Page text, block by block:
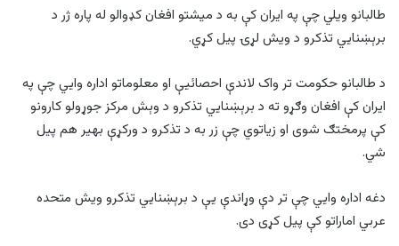
طالبانو ویلي چې په ایران کې به د میشتو افغان کډوالو له پاره ژر د
برېښنایي تذکرو د ویش لړۍ پيل کړي.
د طالبانو حکومت تر واک لاندې احصائیې او معلوماتو اداره وايي چې په
ایران کې افغان وګړو ته د برېښنايي تذکرو د وېش مرکز جوړولو کارونو
کې پرمختګ شوی او زیاتوي چې زر به د تذکرو د ورکړې بهیر هم پیل
شي.
دغه اداره وایي چې تر دې وړاندې یې د برېښنایي تذکرو ویش متحده
عربي اماراتو کې پیل کړی دی.